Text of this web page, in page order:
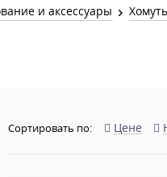
и аксессуары
Сортировать по: Цене